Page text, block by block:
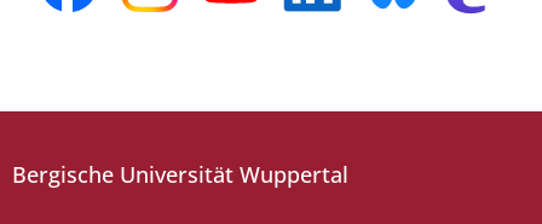
Bergische Universität Wuppertal